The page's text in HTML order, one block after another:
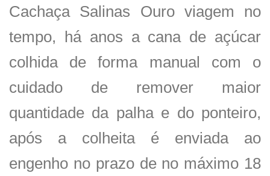
Cachaça Salinas Ouro viagem no
tempo, há anos a cana de açúcar
colhida de forma manual com o
cuidado de remover maior
quantidade da palha e do ponteiro,
após a colheita é enviada ao
engenho no prazo de no máximo 18